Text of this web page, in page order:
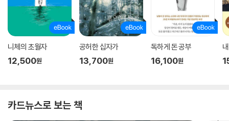
니체의 초월자
12,500원
공허한 십자가
13,700원
독하게 돈 공부
16,100원
카드뉴스로 보는 책